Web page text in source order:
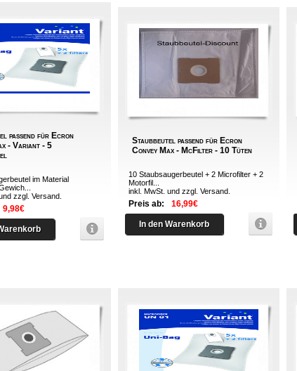
passend für Ecron
- Variant - 5
im Material
zzgl. Versand
9,98€
Staubbeutel passend für Ecron
Convey Max - McFilter - 10 Tüten
10 Staubsaugerbeutel + 2 Microfilter + 2
Motorfil...
inkl. MwSt. und zzgl. Versand
Preis ab: 16,99€
In den Warenkorb